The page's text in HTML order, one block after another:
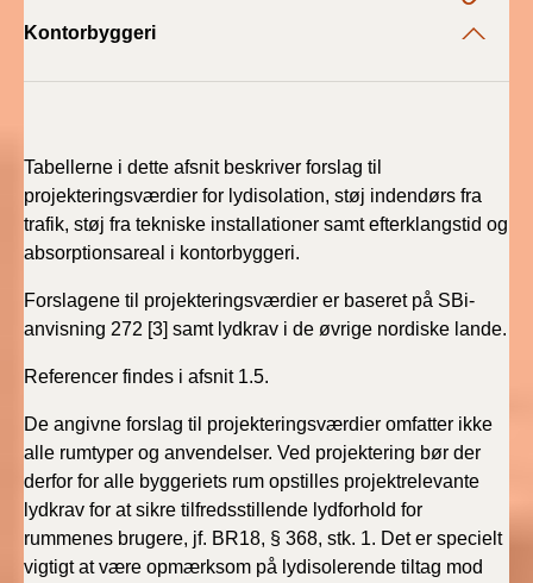
BR18 (29/6 - 31/12
2021)
BR18 (1/1-29/6
2021)
BR18 (1/7-31/12
2020)
2020)
BR18 (1/1-9/3 2020)
BR18 (4/7-31/12
2019)
Kontorbyggeri
Tabellerne i dette afsnit beskriver forslag til
projekteringsværdier for lydisolation, støj indendørs fra
trafik, støj fra tekniske installationer samt efterklangstid og
absorptionsareal i kontorbyggeri.
Forslagene til projekteringsværdier er baseret på SBi-
anvisning 272 [3] samt lydkrav i de øvrige nordiske lande.
Referencer findes i afsnit 1.5.
De angivne forslag til projekteringsværdier omfatter ikke
alle rumtyper og anvendelser. Ved projektering bør der
derfor for alle byggeriets rum opstilles projektrelevante
lydkrav for at sikre tilfredsstillende lydforhold for
rummenes brugere, jf. BR18, § 368, stk. 1. Det er specielt
vigtigt at være opmærksom på lydisolerende tiltag mod